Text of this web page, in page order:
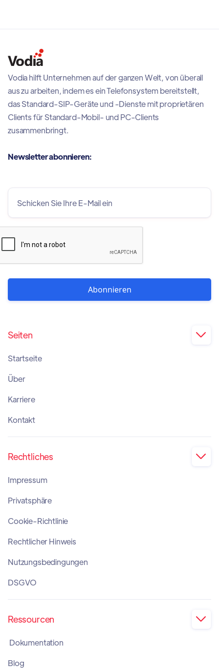
Vodia hilft Unternehmen auf der ganzen Welt, von überall
aus zu arbeiten, indem es ein Telefonsystem bereitstellt,
das Standard-SIP-Geräte und -Dienste mit proprietären
Clients für Standard-Mobil- und PC-Clients
zusammenbringt.
Newsletter abonnieren:
Seiten 
Startseite
Über
Karriere
Kontakt
Rechtliches 
Impressum
Privatsphäre
Cookie-Richtlinie
Rechtlicher Hinweis
Nutzungsbedingungen
DSGVO
Ressourcen 
Dokumentation
Blog